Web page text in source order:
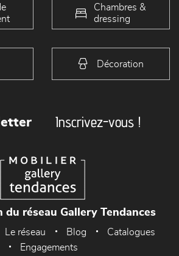
Chambres &
dressing
Décoration
Inscrivez-vous !
du réseau Gallery Tendances
Le réseau Blog
Catalogues
Engagements